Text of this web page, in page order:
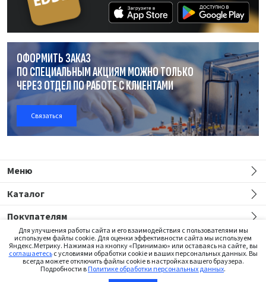
ОФОРМИТЬ ЗАКАЗ
ПО СПЕЦИАЛЬНЫМ АКЦИЯМ МОЖНО ТОЛЬКО
ЧЕРЕЗ ОТДЕЛПО РАБОТЕС КЛИЕНТАМИ
Связаться
Меню
Каталог
Покупателям
Сайт предназначен только для медицинских работников
Для улучшения работы сайта и его взаимодействия с пользователями мы
используем файлы cookie. Для оценки эффективности сайта мы используем
Яндекс.Метрику. Нажимая на кнопку «Принимаю» или оставаясь на сайте, вы
соглашаетесьс условиями обработки cookie и ваших персональных данных. Вы
всегда можете отключить файлы cookie в настройках вашего браузера.
Подробности вПолитике обработки персональных данных.